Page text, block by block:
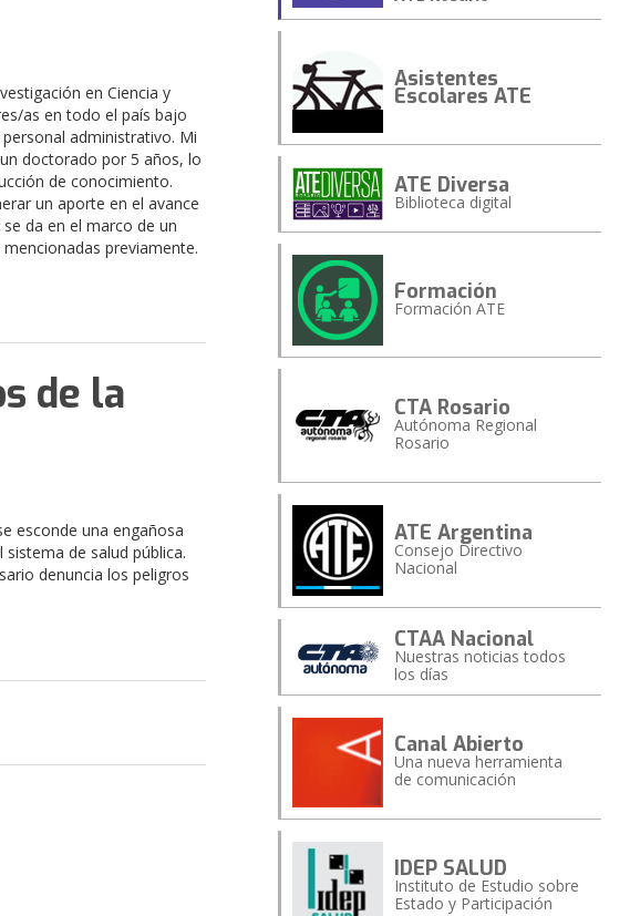
en Ciencia y
as en todo el país bajo
administrativo. Mi
doctorado por 5 años, lo
de conocimiento.
un aporte en el avance
da en el marco de un
previamente.
de la
esconde una engañosa
de salud pública.
denuncia los peligros
Asistentes
Escolares ATE
ATE Diversa
Biblioteca digital
Formación
Formación ATE
CTA Rosario
Autónoma Regional
Rosario
ATE Argentina
Consejo Directivo
Nacional
CTAA Nacional
Nuestras noticias todos
los días
Canal Abierto
Una nueva herramienta
de comunicación
IDEP SALUD
Instituto de Estudio sobre
Estado y Participación